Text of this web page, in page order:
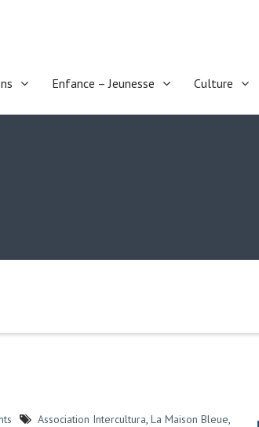
Enfance – Jeunesse Culture
Association Intercultura, La Maison Bleue,